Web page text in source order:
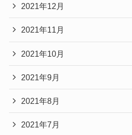
2021年12月
2021年11月
2021年10月
2021年9月
2021年8月
2021年7月